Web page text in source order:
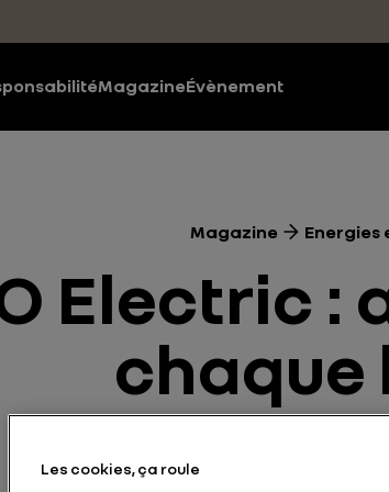
MagazineÉvènement
Magazine Energies
Electric :
chaque
Les cookies, ça roule